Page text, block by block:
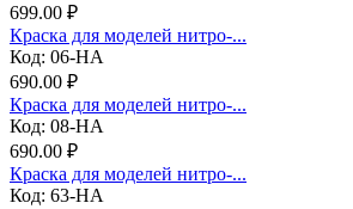
699.00 ₽
Краска для моделей нитро-...
Код: 06-НА
690.00 ₽
Краска для моделей нитро-...
Код: 08-НА
690.00 ₽
Краска для моделей нитро-...
Код: 63-НА